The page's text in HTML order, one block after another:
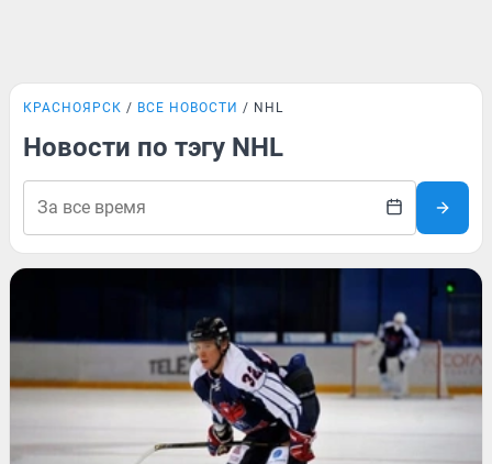
КРАСНОЯРСК ВСЕ НОВОСТИ NHL
Новости по тэгу NHL